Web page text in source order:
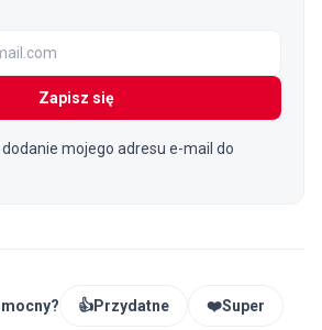
Zapisz się
mojego adresu e-mail do
👍Przydatne ❤️Super